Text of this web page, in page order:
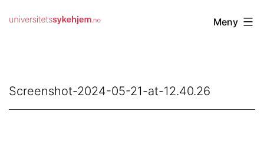
Universitetssykehjem.no Meny
Screenshot-2024-05-21-at-12.40.26